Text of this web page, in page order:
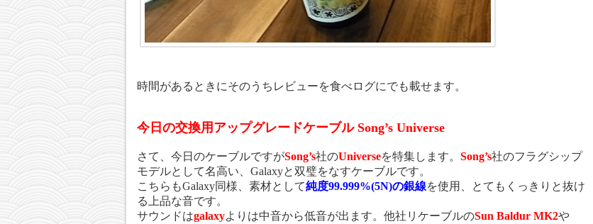
時間があるときにそのうちレビューを食べログにでも載せます。
今日の交換用アップグレードケーブルSong’s Universe
さて、今日のケーブルですがSong’s社のUniverseを特集します。 Song’s社のフラグシップ
モデルとして名高い、Galaxyと双璧をなすケーブルです。
こちらもGalaxy同様、素材として純度99.999%(5N)の銀線を使用、とてもくっきりと抜け
る上品な音です。
サウンドはgalaxyよりは中音から低音が出ます。他社リケーブルのSun Baldur MK2や